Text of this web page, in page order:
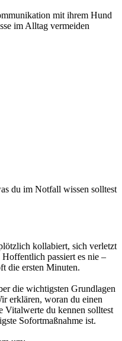
mit ihrem Hund
im Alltag vermeiden
du im Notfall wissen solltest
kollabiert, sich verletzt
passiert es nie –
die ersten Minuten.
die wichtigsten Grundlagen
erklären, woran du einen
Vitalwerte du kennen solltest
Sofortmaßnahme ist.